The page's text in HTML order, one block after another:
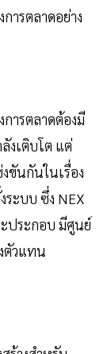
ารตลาดอย่าง
ารตลาดต้องมี
งเติบโต แต่
ขันกันในเรื่อง
ะบบ ซึ่ง NEX
ประกอบ มีศูนย์
ตัวแทน